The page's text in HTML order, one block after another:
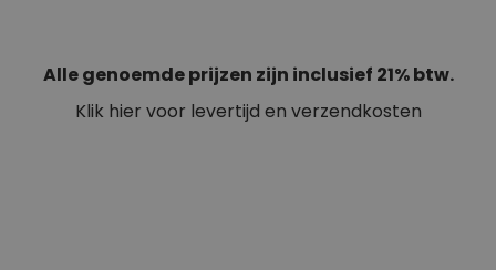
Alle genoemde prijzen zijn inclusief 21% btw.
Klik hier voor levertijd en verzendkosten